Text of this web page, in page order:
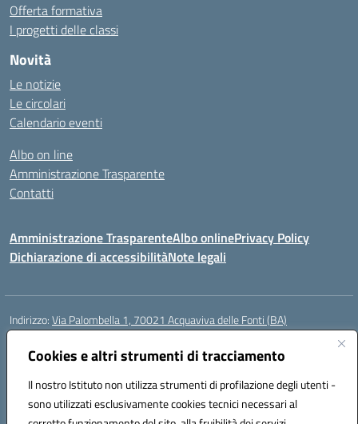
Cookies e altri strumenti di tracciamento
Il nostro Istituto non utilizza strumenti di profilazione degli utenti -
sono utilizzati esclusivamente cookies tecnici necessari al
Offerta formativa
I progetti delle classi
Novità
Le notizie
Le circolari
Calendario eventi
Albo on line
Amministrazione Trasparente
Contatti
Amministrazione TrasparenteAlbo onlinePrivacy Policy
Dichiarazione di accessibilitàNote legali
Indirizzo:Via Palombella 1, 70021 Acquaviva delle Fonti (BA)
Centralino:
Posta elettronica certificata (PEC):baic89400e@pec.istruzione.it
Codice fiscale: 91121590722
Codice meccanografico:baic89400e
Codice Indice delle Pubbliche Amministrazioni (IPA): icddagio